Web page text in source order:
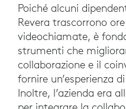
Poiché alcuni
Revera trascorrono
videochiamate, è
strumenti che
collaborazione e il
fornire un’esperienza
Inoltre, l’azienda era